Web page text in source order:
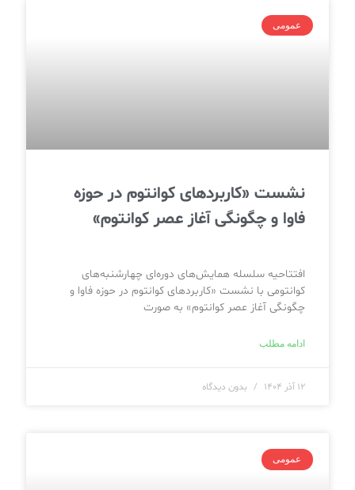
عمومی
نشست «کاربردهای کوانتوم در حوزه
فاوا و چگونگی آغاز عصر کوانتوم»
افتتاحیه سلسله همایش‌های دوره‌ای چهارشنبه‌های
کوانتومی با نشست «کاربردهای کوانتوم در حوزه فاوا و
چگونگی آغاز عصر کوانتوم» به صورت
ادامه مطلب
۱۲ آذر ۱۴۰۴ بدون دیدگاه
عمومی